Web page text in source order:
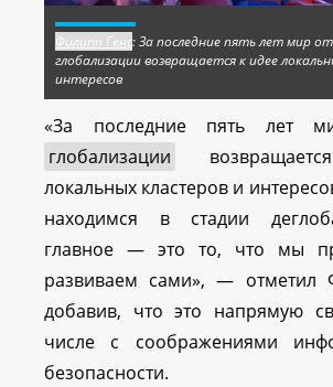
Филипп Генс: За последние пять лет мир
глобализации возвращается к идее
интересов
«За последние пять лет
глобализации
локальных кластеров и
находимся в стадии
главное — это то, что мы
развиваем сами», — отметил
добавив, что это напрямую
числе с соображениями
безопасности.